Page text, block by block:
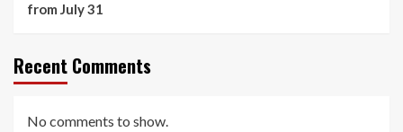
from July 31
Recent Comments
No comments to show.